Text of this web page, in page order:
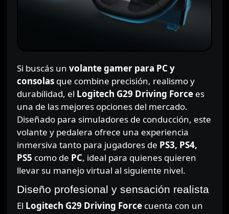
Si buscás un volante gamer para PC y
consolasque combine precisión, realismo y
durabilidad, el Logitech G29 Driving Forcees
una de las mejores opciones del mercado.
Diseñado para simuladores de conducción, este
volante y pedalera ofrece una experiencia
inmersiva tanto para jugadores de PS3, PS4,
PS5 como de PC, ideal para quienes quieren
llevar su manejo virtual al siguiente nivel.
Diseño profesional y sensación realista
El Logitech G29 Driving Forcecuenta con un